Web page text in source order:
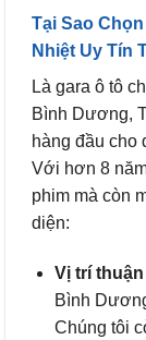
Tại Sao
Nhiệt Uy Tín
Là gara ô tô
Bình Dương,
hàng đầu cho
Với hơn 8
phim mà còn
diện:
Vị trí
Bình
Chúng tôi